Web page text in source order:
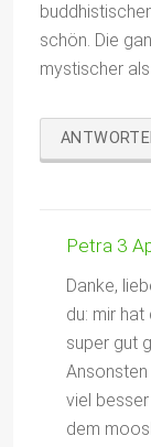
schön. Die
mystischer
Petra 3
Danke,
du: mir
super gut
viel
dem